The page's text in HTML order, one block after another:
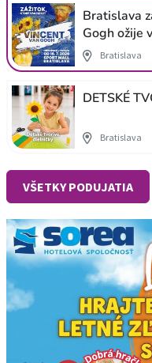
Bratislava
Gogh ožije
Bratislava
DETSKÉ
Bratislava
VŠETKY PODUJATIA